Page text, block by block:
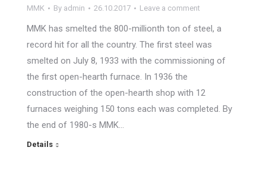
MMK By admin 26.10.2017 Leave a comment
MMK has smelted the 800-millionth ton of steel, a
record hit for all the country. The first steel was
smelted on July 8, 1933 with the commissioning of
the first open-hearth furnace. In 1936 the
construction of the open-hearth shop with 12
furnaces weighing 150 tons each was completed. By
the end of 1980-s MMK…
Details